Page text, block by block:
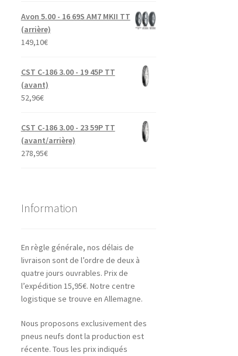
Avon 5.00 - 16 69S AM7 MKII TT
(arrière)
149,10€
CST C-186 3.00 - 19 45P TT
(avant)
52,96€
CST C-186 3.00 - 23 59P TT
(avant/arrière)
278,95€
Information
En règle générale, nos délais de
livraison sont de l’ordre de deux à
quatre jours ouvrables. Prix de
l’expédition 15,95€. Notre centre
logistique se trouve en Allemagne.
Nous proposons exclusivement des
pneus neufs dont la production est
récente. Tous les prix indiqués